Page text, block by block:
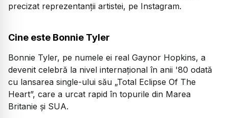
precizat reprezentanții artistei, pe Instagram.
Cine este Bonnie Tyler
Bonnie Tyler, pe numele ei real Gaynor Hopkins, a
devenit celebră la nivel internațional în anii '80 odată
cu lansarea single-ului său „Total Eclipse Of The
Heart”, care a urcat rapid în topurile din Marea
Britanie și SUA.